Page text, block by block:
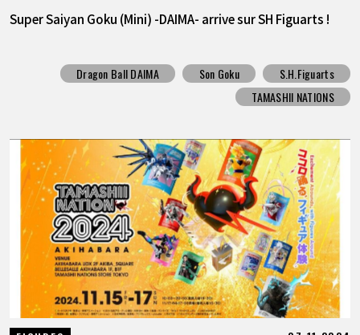
Super Saiyan Goku (Mini) -DAIMA- arrive sur SH Figuarts !
Dragon Ball DAIMA Son Goku
S.H.Figuarts
TAMASHII NATIONS